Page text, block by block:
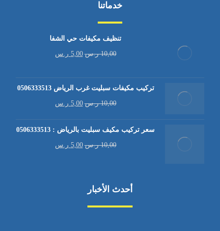
خدماتنا
تنظيف مكيفات حي الشفا
10,00 ر.س 5,00 ر.س
تركيب مكيفات سبليت غرب الرياض 0506333513
10,00 ر.س 5,00 ر.س
سعر تركيب مكيف سبليت بالرياض : 0506333513
10,00 ر.س 5,00 ر.س
أحدث الأخبار